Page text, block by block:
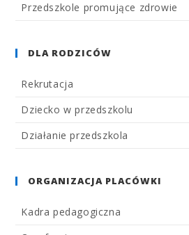
Przedszkole promujące zdrowie
DLA RODZICÓW
Rekrutacja
Dziecko w przedszkolu
Działanie przedszkola
ORGANIZACJA PLACÓWKI
Kadra pedagogiczna